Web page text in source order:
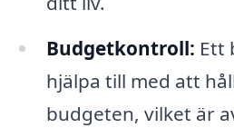
Budgetkontroll: Ett
hjälpa till med att
budgeten, vilket är